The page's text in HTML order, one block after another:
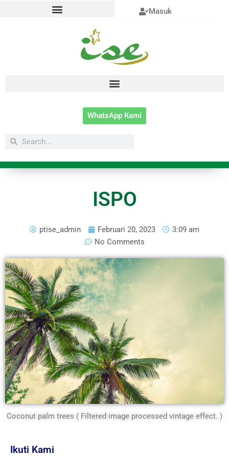
Masuk
WhatsApp Kami
SearchSearch
ISPO
ptise_admin Februari 20, 2023
3:09 am
No Comments
Coconut palm trees ( Filtered image processed vintage effect. )
Ikuti Kami